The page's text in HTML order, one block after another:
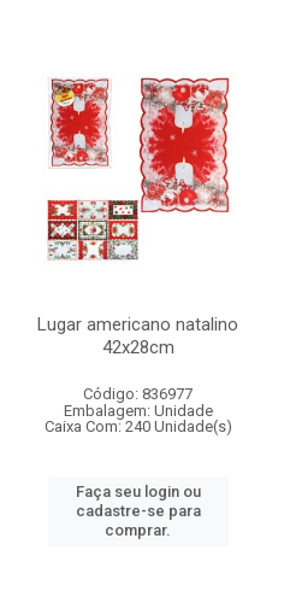
Lugar americano natalino
42x28cm
Código: 836977
Embalagem: Unidade
Caixa Com: 240 Unidade(s)
Faça seu login ou
cadastre-se para
comprar.